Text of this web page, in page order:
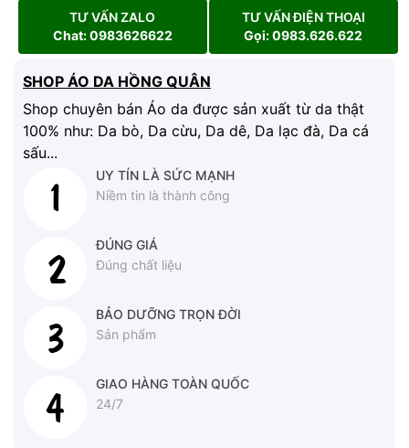
TƯ VẤN ZALO
Chat: 0983626622
TƯ VẤN ĐIỆN THOẠI
Gọi: 0983.626.622
SHOP ÁO DA HỒNG QUÂN
Shop chuyên bán Áo da được sản xuất từ da thật
100% như: Da bò, Da cừu, Da dê, Da lạc đà, Da cá
sấu...
UY TÍN LÀ SỨC MẠNH
Niềm tin là thành công
ĐÚNG GIÁ
Đúng chất liệu
BẢO DƯỠNG TRỌN ĐỜI
Sản phẩm
GIAO HÀNG TOÀN QUỐC
24/7